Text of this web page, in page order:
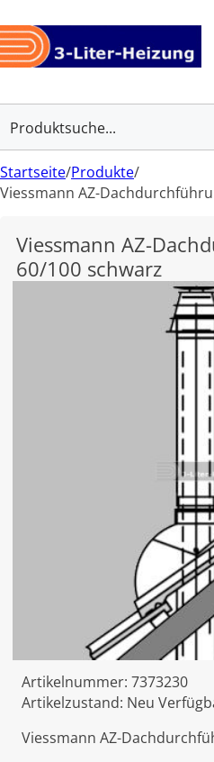
Startseite/Produkte/
Viessmann AZ-
Viessmann AZ-
60/100 schwarz
Artikelnummer: 7373230
Artikelzustand: Neu
Viessmann AZ-